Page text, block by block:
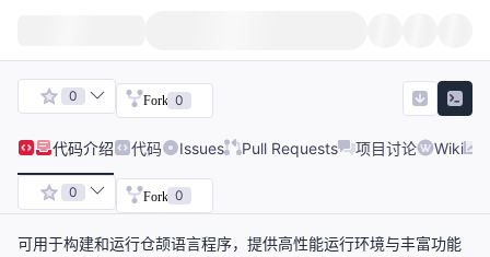
0 Fork 0
代码介绍 代码 Issues Pull Requests 项目讨论 Wiki
0 Fork 0
可用于构建和运行仓颉语言程序，提供高性能运行环境与丰富功能